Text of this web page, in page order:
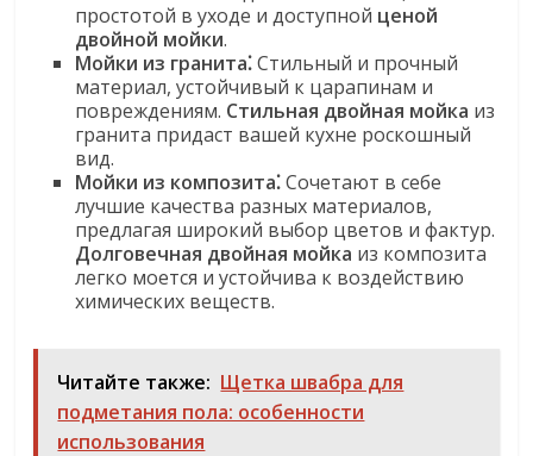
простотой в уходе и доступной ценой
двойной мойки.
Мойки из гранита⁚Стильный и прочный
материал, устойчивый к царапинам и
повреждениям. Стильная двойная мойка из
гранита придаст вашей кухне роскошный
вид.
Мойки из композита⁚Сочетают в себе
лучшие качества разных материалов,
предлагая широкий выбор цветов и фактур.
Долговечная двойная мойка из композита
легко моется и устойчива к воздействию
химических веществ.
Читайте также: Щетка швабра для
подметания пола: особенности
использования